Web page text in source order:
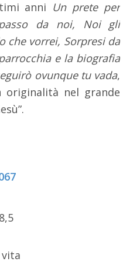
anni Un prete per
da noi, Noi gli
che vorrei, Sorpresi da
e la biografia
ovunque tu vada,
originalità nel grande